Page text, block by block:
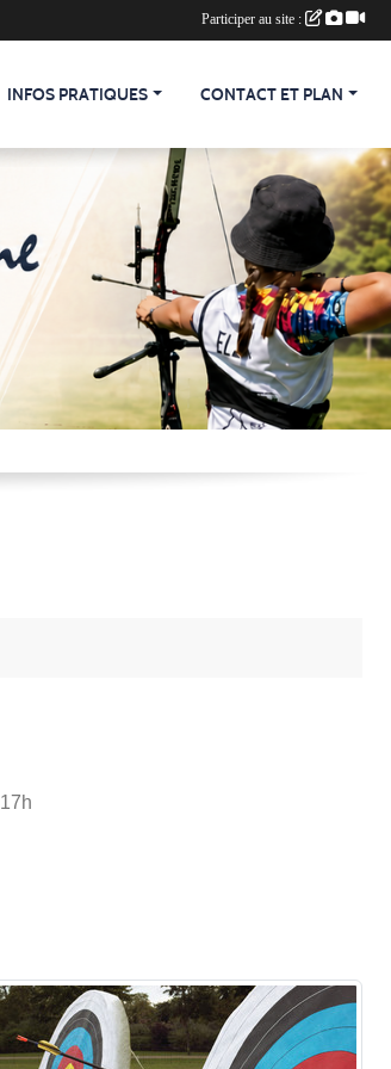
INFOS PRATIQUES CONTACT ET PLAN
Participer au site :